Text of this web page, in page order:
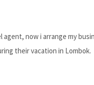
now i arrange my
their vacation in Lombok.